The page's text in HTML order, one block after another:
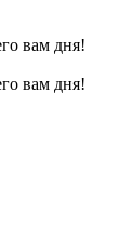
вам дня!
вам дня!